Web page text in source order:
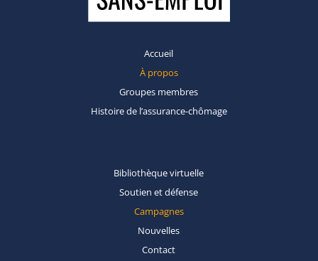
Accueil
À propos
Groupes membres
Histoire de l’assurance-chômage
Bibliothèquevirtuelle
Soutien etdéfense
Campagnes
Nouvelles
Contact